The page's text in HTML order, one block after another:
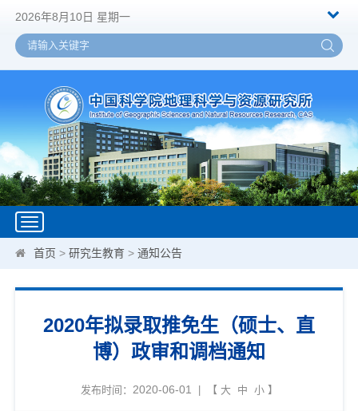
2026年8月10日 星期一
Toggle
navigation
首页 >研究生教育 >通知公告
2020年拟录取推免生（硕士、直
博）政审和调档通知
发布时间： 2020-06-01 | 【 大 中 小】